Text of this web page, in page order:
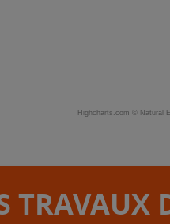
Highcharts.com © Natural
TRAVAUX